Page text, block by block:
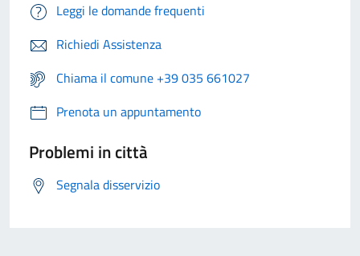
Leggi le domande frequenti
Richiedi Assistenza
Chiama il comune +39 035 661027
Prenota un appuntamento
Problemi in città
Segnala disservizio